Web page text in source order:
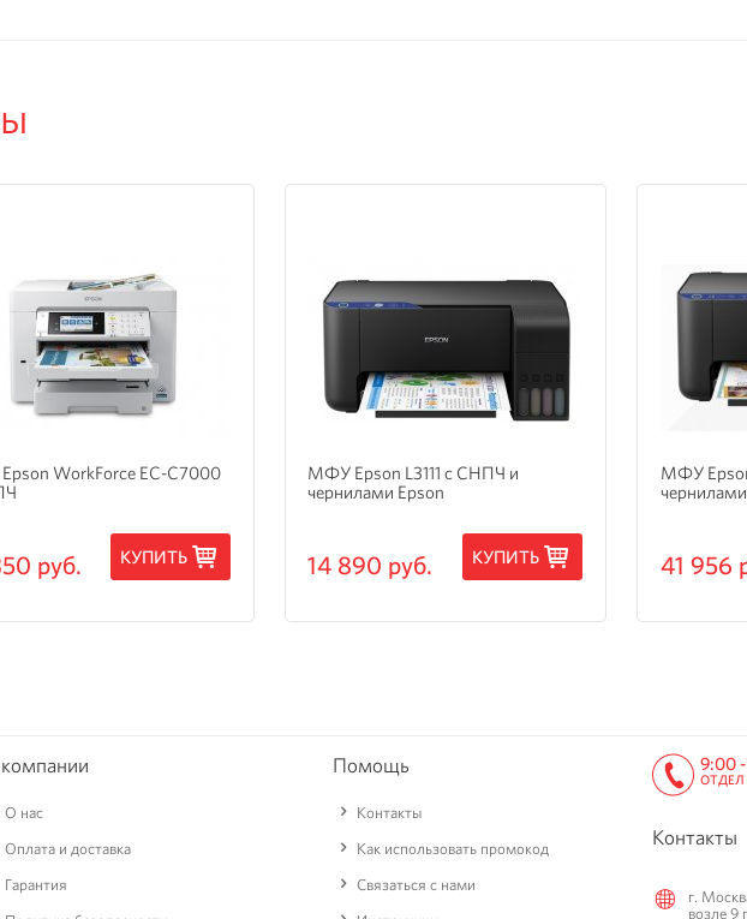
WorkForce EC-C7000
руб. КУПИТЬ
МФУ Epson L3111 с СНПЧ и
чернилами Epson
14 890 руб. КУПИТЬ
МФУ
41 956
О нас
Оплата и доставка
Гарантия
Помощь
Контакты
Как использовать промокод
Связаться с нами
9:00
Контакты
г.
возле 9